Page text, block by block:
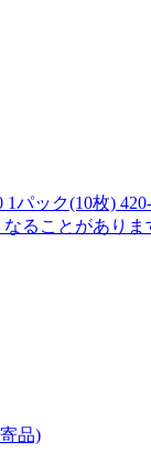
パック(10枚)
ることがあり
品)